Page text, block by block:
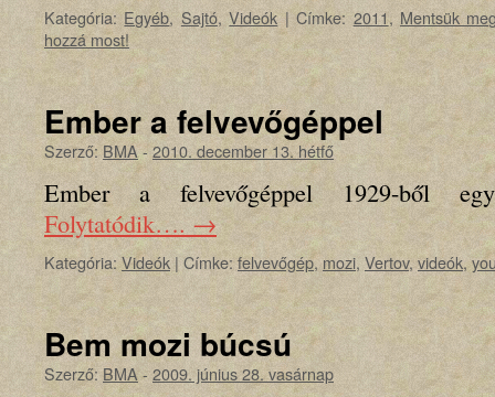
Kategória: Egyéb,Sajtó,Videók | Címke: 2011, Mentsük
hozzá most!
Ember a felvevőgéppel
Szerző: BMA-2010. december 13. hétfő
Ember a felvevőgéppel 1929-ből
Folytatódik….→
Kategória:Videók | Címke: felvevőgép,mozi, Vertov, videók,
Bem mozi búcsú
Szerző: BMA- 2009. június 28. vasárnap